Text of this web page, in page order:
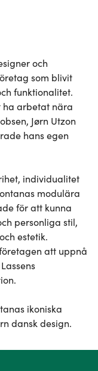
och
som blivit
funktionalitet.
ha arbetat nära
Jørn Utzon
hans egen
individualitet
modulära
för att kunna
personliga stil,
estetik.
att uppnå
ikoniska
dansk design.